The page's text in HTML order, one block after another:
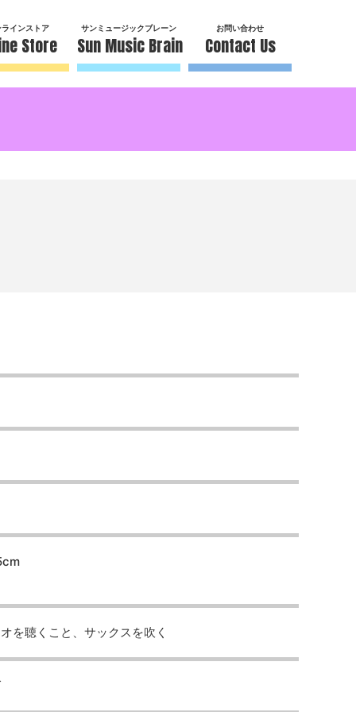
ラインストア
Store
サンミュージックブレーン
Sun Music Brain
お問い合わせ
Contact Us
を聴くこと、サックスを吹く